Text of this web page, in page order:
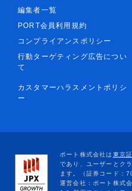
編集者一覧
PORT会員利用規約
コンプライアンスポリシー
行動ターゲティング広告につい
て
カスタマーハラスメントポリシ
ー